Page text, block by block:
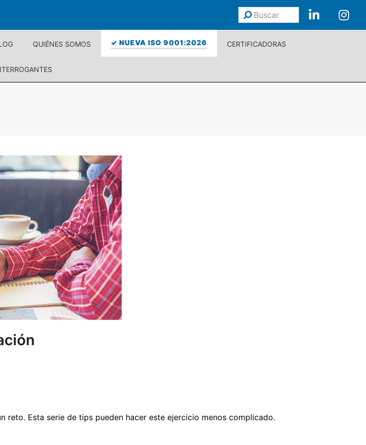
Buscar
QUIÉNES SOMOS ✓ NUEVA ISO 9001:2026 CERTIFICADORAS
reto. Esta serie de tips pueden hacer este ejercicio menos complicado.